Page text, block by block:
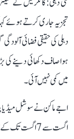
تجزیہ جاری کرتے ہوئے
دہلی کی حقیقی فضائی
ہوا صاف دکھائی دینے کی
میں کمی نہیں آئی۔